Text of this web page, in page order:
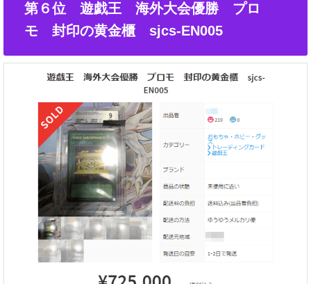
第６位 遊戯王 海外大会優勝 プロ
モ 封印の黄金櫃 sjcs-EN005